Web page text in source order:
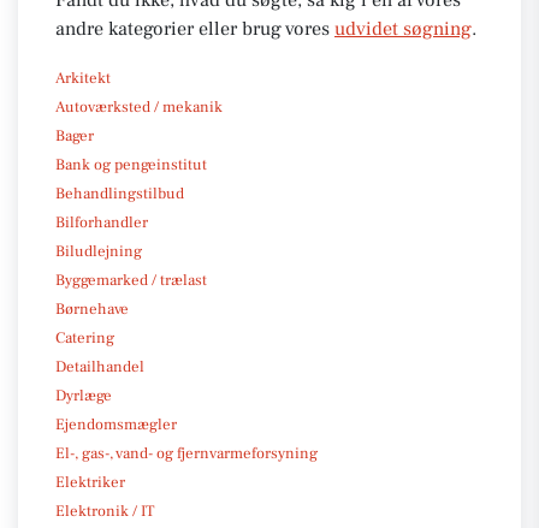
andre kategorier eller brug vores udvidet søgning.
Arkitekt
Autoværksted / mekanik
Bager
Bank og pengeinstitut
Behandlingstilbud
Bilforhandler
Biludlejning
Byggemarked / trælast
Børnehave
Catering
Detailhandel
Dyrlæge
Ejendomsmægler
El-, gas-, vand- og fjernvarmeforsyning
Elektriker
Elektronik / IT